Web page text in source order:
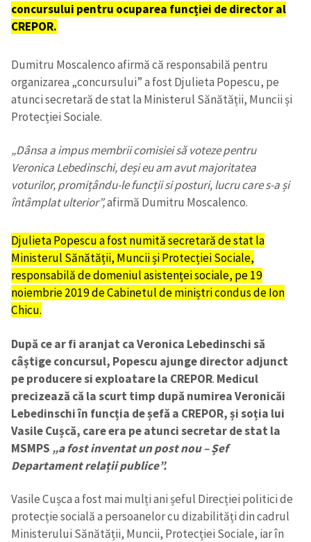
concursului pentru ocuparea funcției de director al
CREPOR.
Dumitru Moscalenco afirmă că responsabilă pentru
organizarea „concursului” a fost Djulieta Popescu, pe
atunci secretară de stat la Ministerul Sănătății, Muncii și
Protecției Sociale.
„Dânsa a impus membrii comisiei să voteze pentru
Veronica Lebedinschi, deși eu am avut majoritatea
voturilor, promițându-le funcții si posturi, lucru care s-a și
întâmplat ulterior”,afirmă Dumitru Moscalenco.
Djulieta Popescu a fost numită secretară de stat la
Ministerul Sănătății, Muncii și Protecției Sociale,
responsabilă de domeniul asistenței sociale, pe 19
noiembrie 2019 de Cabinetul de miniștri condus de Ion
Chicu.
După ce ar fi aranjat ca Veronica Lebedinschi să
câștige concursul, Popescu ajunge director adjunct
pe producere si exploatare la CREPOR. Medicul
precizează că la scurt timp după numirea Veronicăi
Lebedinschi în funcția de șefă a CREPOR, și soția lui
Vasile Cușcă, care era pe atunci secretar de stat la
MSMPS „a fost inventat un post nou – Șef
Departament relații publice”.
Vasile Cușca a fost mai mulți ani șeful Direcției politici de
protecție socială a persoanelor cu dizabilități din cadrul
Ministerului Sănătății, Muncii, Protecției Sociale, iar în